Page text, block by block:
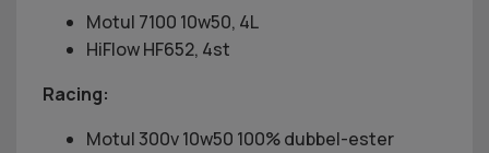
Motul 7100 10w50, 4L
HiFlow HF652, 4st
Racing:
Motul 300v 10w50 100% dubbel-ester